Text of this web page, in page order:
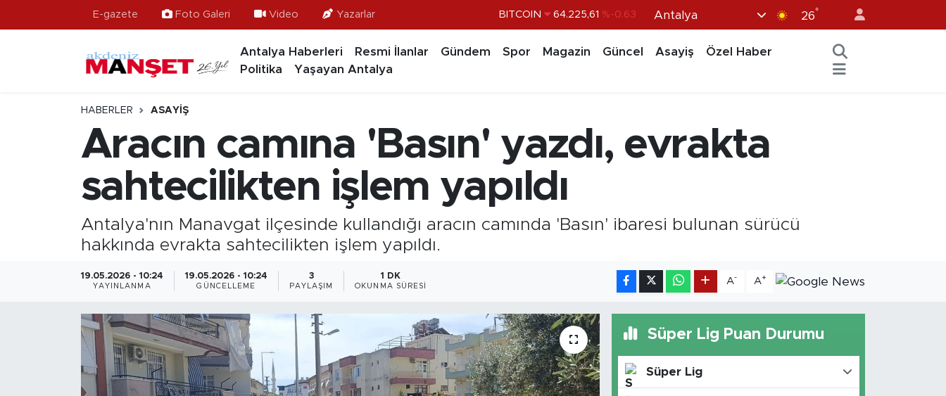
E-gazete Foto Galeri Video Yazarlar BITCOIN 64.225,61 %-0.63
BİST100 13.799 %70
Antalya 26°
Antalya Haberleri Resmi İlanlar Gündem Spor Magazin Güncel Asayiş
Özel Haber
Politika
Yaşayan Antalya
HABERLER ASAYIŞ
Aracın camına 'Basın' yazdı, evrakta
sahtecilikten işlem yapıldı
Antalya'nın Manavgat ilçesinde kullandığı aracın camında 'Basın' ibaresi bulunan sürücü
hakkında evrakta sahtecilikten işlem yapıldı.
19.05.2026 - 10:24
YAYINLANMA
19.05.2026 - 10:24
GÜNCELLEME
3
PAYLAŞIM
1 DK
OKUNMA SÜRESI
A- A+
Süper Lig Puan Durumu
Süper Lig
Ekonomi
Güncel
Gündem
Magazin
Özel Haber
Hava Durumu
Tüm Manşetler
Son Dakika Haberleri
Haber Arşivi